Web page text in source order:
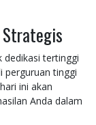
Strategis
dedikasi tertinggi
perguruan tinggi
ini akan
Anda dalam